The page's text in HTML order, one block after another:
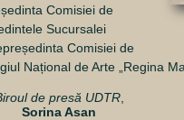
Comisiei de
Sucursalei
Comisiei de
Național de Arte „Regina
de presă UDTR,
Sorina Asan